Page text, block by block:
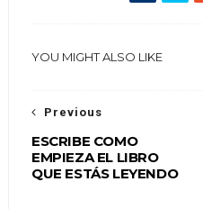
YOU MIGHT ALSO LIKE
Previous
ESCRIBE COMO
EMPIEZA EL LIBRO
QUE ESTÁS LEYENDO